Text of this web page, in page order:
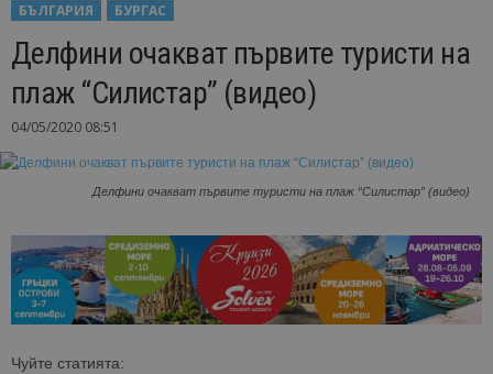
БЪЛГАРИЯ
БУРГАС
Делфини очакват първите туристи на
плаж “Силистар” (видео)
04/05/2020 08:51
Делфини очакват първите туристи на плаж “Силистар” (видео)
Чуйте статията: